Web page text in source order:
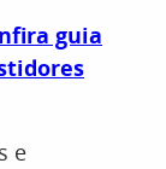
guia
e